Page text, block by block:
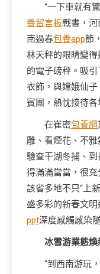
“一下車就有
養留言板戰書，河
南過春包養app節
林天秤的眼睛變
的電子磅秤。吸引
衣飾，與嫦娥仙
賓團，熱忱接待各
在崔密包養網
雕、看煙花、不
驗查干湖冬捕、
得滿滿當當，很充
該省多地不只“上
盛多彩的新春文
ppt深度感觸感染
冰雪游業態煥
“到西南游玩